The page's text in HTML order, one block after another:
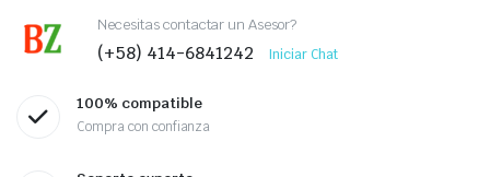
Necesitas contactar un Asesor?
(+58) 414-6841242 Iniciar Chat
100% compatible
Compra con confianza